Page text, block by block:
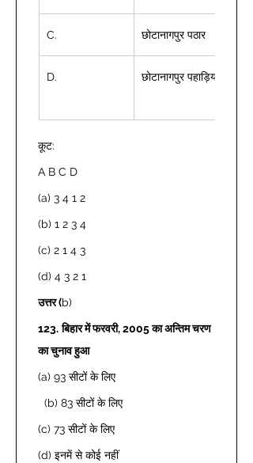
C. छोटानागपुर पठार
D. छोटानागपुर पहाड़ियाँ
कूट:
A B C D
(a) 3 4 1 2
(b) 1 2 3 4
(c) 2 1 4 3
(d) 4 3 2 1
उत्तर (b)
123. बिहार में फरवरी, 2005 का अन्तिम चरण
का चुनाव हुआ
(a) 93 सीटों के लिए
(b) 83 सीटों के लिए
(c) 73 सीटों के लिए
(d) इनमें से कोई नहीं